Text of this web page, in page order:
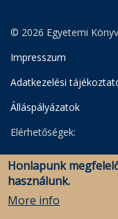
© 2026 Egyetemi
Impresszum
Adatkezelési
Álláspályázatok
Elérhetőségek:
Egyetemi
Levéltár
Honlapunk
használunk.
More info